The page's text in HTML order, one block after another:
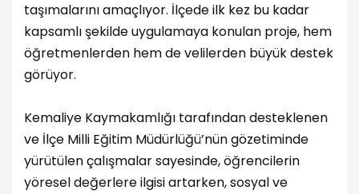
taşımalarını amaçlıyor. İlçede ilk kez bu kadar
kapsamlı şekilde uygulamaya konulan proje, hem
öğretmenlerden hem de velilerden büyük destek
görüyor.
Kemaliye Kaymakamlığı tarafından desteklenen
ve İlçe Milli Eğitim Müdürlüğü’nün gözetiminde
yürütülen çalışmalar sayesinde, öğrencilerin
yöresel değerlere ilgisi artarken, sosyal ve